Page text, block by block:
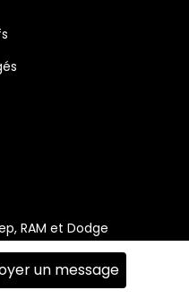
un message
RAM et Dodge